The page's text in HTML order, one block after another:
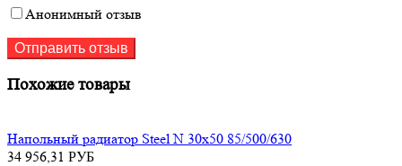
Анонимный отзыв
Похожие товары
Напольный радиатор Steel N 30х50 85/500/630
34 956,31 РУБ